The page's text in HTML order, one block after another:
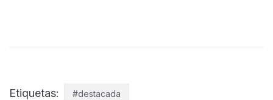
Etiquetas: #destacada